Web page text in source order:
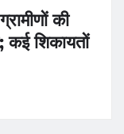
की
कई शिकायतों